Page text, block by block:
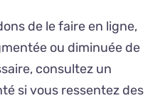
de le faire en ligne,
ou diminuée de
consultez un
si vous ressentez des